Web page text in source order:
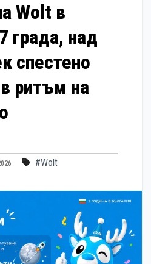
Wolt в
града, над
спестено
ритъм на
#Wolt